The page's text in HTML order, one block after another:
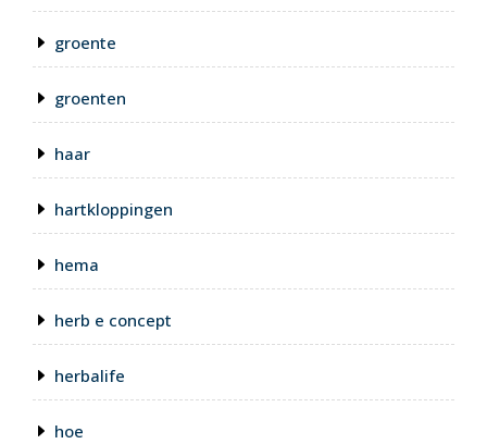
groente
groenten
haar
hartkloppingen
hema
herb e concept
herbalife
hoe